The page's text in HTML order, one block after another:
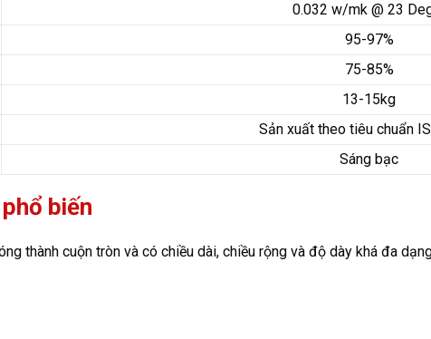
0.032 w/mk @ 23
95-97%
75-85%
13-15kg
Sản xuất theo tiêu chuẩn
Sáng bạc
biến
thành cuộn tròn và có chiều dài, chiều rộng và độ dày khá đa